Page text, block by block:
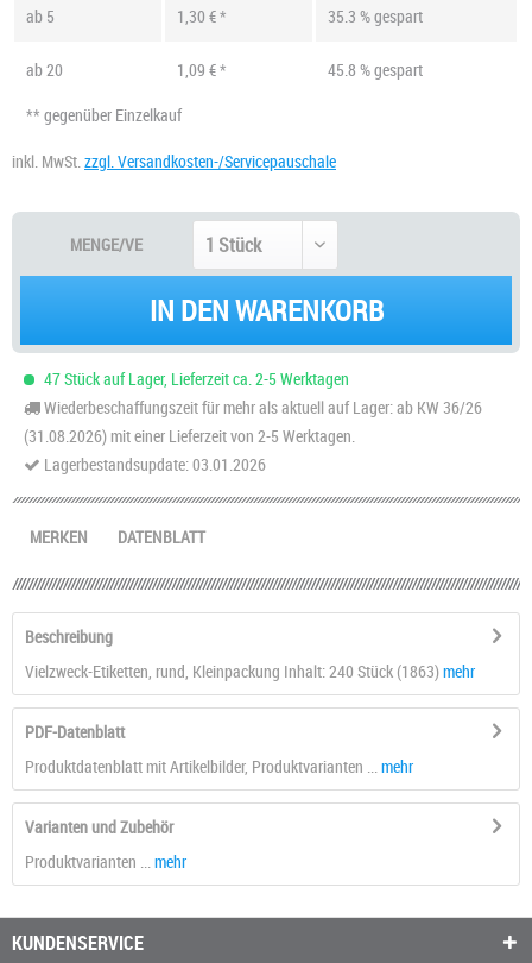
ab 5 1,30 € * 35.3 % gespart
ab20 1,09 € *
45.8 % gespart
** gegenüber Einzelkauf
inkl. MwSt. zzgl. Versandkosten-/Servicepauschale
MENGE/VE
IN DEN WARENKORB
47 Stück auf Lager, Lieferzeit ca. 2-5 Werktagen
Wiederbeschaffungszeit für mehr als aktuell auf Lager: ab KW 36/26
(31.08.2026) mit einer Lieferzeit von 2-5 Werktagen.
Lagerbestandsupdate: 03.01.2026
DATENBLATT
MERKEN
Beschreibung
Vielzweck-Etiketten, rund, Kleinpackung Inhalt: 240 Stück (1863)mehr
PDF-Datenblatt
Produktdatenblatt mit Artikelbilder, Produktvarianten ... mehr
Varianten und Zubehör
Produktvarianten ... mehr
KUNDENSERVICE